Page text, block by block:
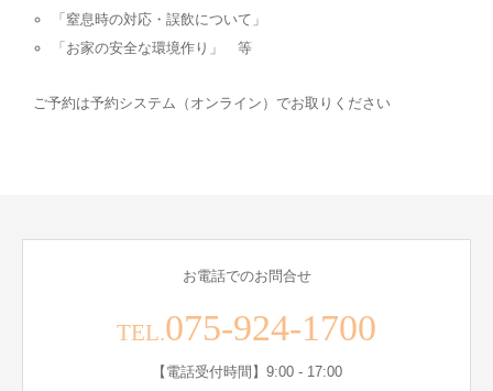
「窒息時の対応・誤飲について」
「お家の安全な環境作り」 等
ご予約は予約システム（オンライン）でお取りください
お電話でのお問合せ
TEL.075-924-1700
【電話受付時間】9:00 - 17:00